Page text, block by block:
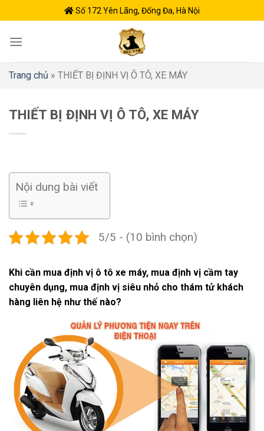
to
content
Số 172 Yên Lãng, Đống Đa, Hà Nội
Trang chủ » THIẾT BỊ ĐỊNH VỊ Ô TÔ, XE MÁY
THIẾT BỊ ĐỊNH VỊ Ô TÔ, XE MÁY
Nội dung bài viết
5/5 - (10 bình chọn)
Khi cần mua định vị ô tô xe máy, mua định vị cầm tay
chuyên dụng, mua định vị siêu nhỏ cho thám tử khách
hàng liên hệ như thế nào?